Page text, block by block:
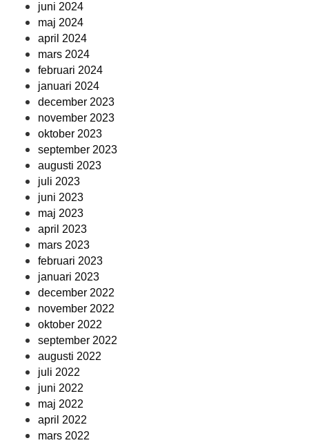
juni 2024
maj 2024
april 2024
mars 2024
februari 2024
januari 2024
december 2023
november 2023
oktober 2023
september 2023
augusti 2023
juli 2023
juni 2023
maj 2023
april 2023
mars 2023
februari 2023
januari 2023
december 2022
november 2022
oktober 2022
september 2022
augusti 2022
juli 2022
juni 2022
maj 2022
april 2022
mars 2022